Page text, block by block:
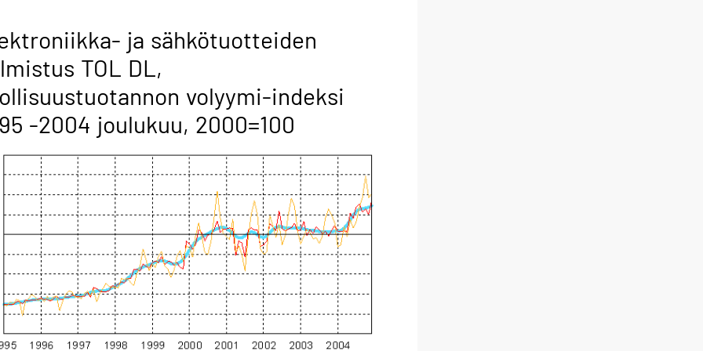
ja sähkötuotteiden
TOL DL,
volyymi-indeksi
-2004 joulukuu, 2000=100